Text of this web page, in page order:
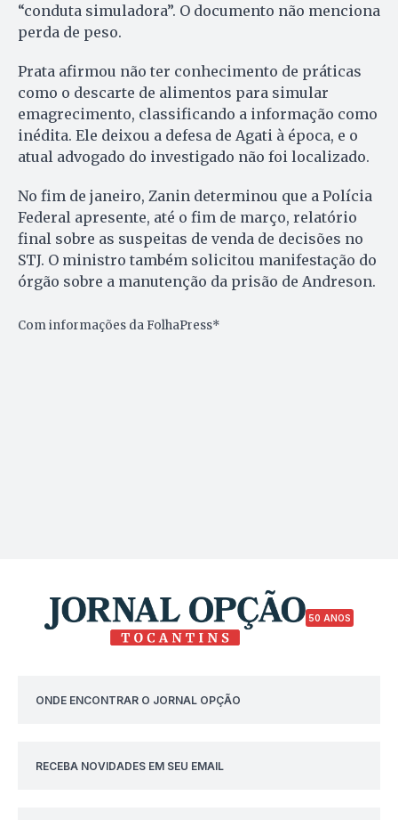
“conduta simuladora”. O documento não menciona
perda de peso.
Prata afirmou não ter conhecimento de práticas
como o descarte de alimentos para simular
emagrecimento, classificando a informação como
inédita. Ele deixou a defesa de Agati à época, e o
atual advogado do investigado não foi localizado.
No fim de janeiro, Zanin determinou que a Polícia
Federal apresente, até o fim de março, relatório
final sobre as suspeitas de venda de decisões no
STJ. O ministro também solicitou manifestação do
órgão sobre a manutenção da prisão de Andreson.
Com informações da FolhaPress*
50 ANOS
ONDE ENCONTRAR O JORNAL OPÇÃO
RECEBA NOVIDADES EM SEU EMAIL